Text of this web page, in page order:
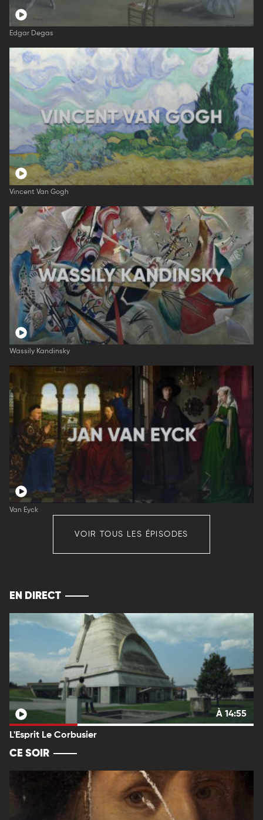
Edgar Degas
Vincent Van Gogh
Wassily Kandinsky
Van Eyck
VOIR TOUS LES ÉPISODES
EN DIRECT
À 14:55
L'Esprit Le Corbusier
CE SOIR